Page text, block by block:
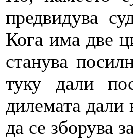
предвидува
Кога има две
станува
туку дали
дилемата дали
да се зборува